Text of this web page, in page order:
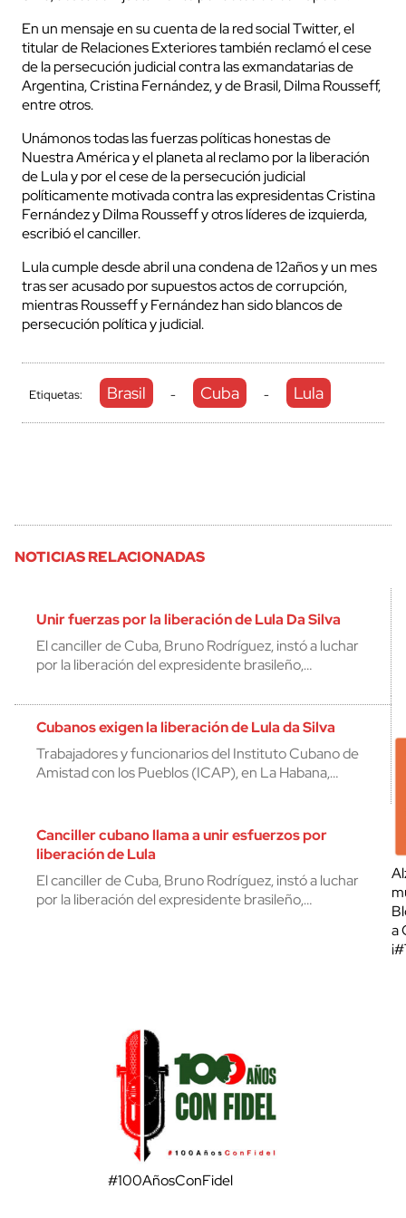
En un mensaje en su cuenta de la red social Twitter, el
titular de Relaciones Exteriores también reclamó el cese
de la persecución judicial contra las exmandatarias de
Argentina, Cristina Fernández, y de Brasil, Dilma Rousseff,
entre otros.
Unámonos todas las fuerzas políticas honestas de
Nuestra América y el planeta al reclamo por la liberación
de Lula y por el cese de la persecución judicial
políticamente motivada contra las expresidentas Cristina
Fernández y Dilma Rousseff y otros líderes de izquierda,
escribió el canciller.
Lula cumple desde abril una condena de 12años y un mes
tras ser acusado por supuestos actos de corrupción,
mientras Rousseff y Fernández han sido blancos de
persecución política y judicial.
Etiquetas: Brasil - Cuba - Lula
NOTICIAS RELACIONADAS
Unir fuerzas por la liberación de Lula Da Silva
El canciller de Cuba, Bruno Rodríguez, instó a luchar
por la liberación del expresidente brasileño,…
Cubanos exigen la liberación de Lula da Silva
Trabajadores y funcionarios del Instituto Cubano de
Amistad con los Pueblos (ICAP), en La Habana,…
Canciller cubano llama a unir esfuerzos por
liberación de Lula
El canciller de Cuba, Bruno Rodríguez, instó a luchar
por la liberación del expresidente brasileño,…
a
#100AñosConFidel